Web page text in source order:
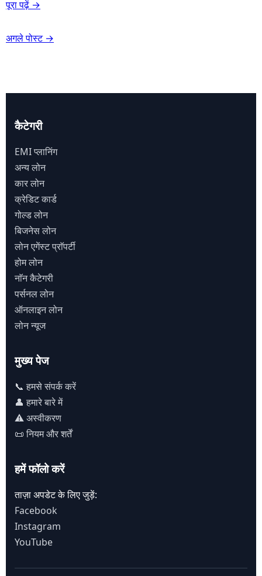
पूरा पढ़ें →
अगले पोस्ट →
कैटेगरी
EMI प्लानिंग
अन्य लोन
कार लोन
क्रेडिट कार्ड
गोल्ड लोन
बिजनेस लोन
लोन एगेंस्ट प्राॅपर्टी
होम लोन
नाॅन कैटेगरी
पर्सनल लोन
ऑनलाइन लोन
लोन न्यूज
मुख्य पेज
📞 हमसे संपर्क करें
👤 हमारे बारे में
⚠️ अस्वीकरण
📜 नियम और शर्तें
हमें फॉलो करें
ताज़ा अपडेट के लिए जुड़ें:
Facebook
Instagram
YouTube